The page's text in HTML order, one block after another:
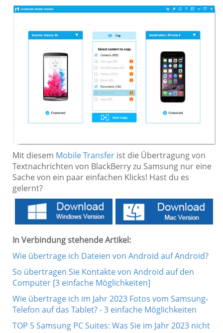
Mit diesem Mobile Transfer ist die Übertragung von
Textnachrichten von BlackBerry zu Samsung nur eine
Sache von ein paar einfachen Klicks! Hast du es
gelernt?
In Verbindung stehende Artikel:
Wie übertrage ich Dateien von Android auf Android?
So übertragen Sie Kontakte von Android auf den
Computer [3 einfache Möglichkeiten]
Wie übertrage ich im Jahr 2023 Fotos vom Samsung-
Telefon auf das Tablet? - 3 einfache Möglichkeiten
TOP 5 Samsung PC Suites: Was Sie im Jahr 2023 nicht